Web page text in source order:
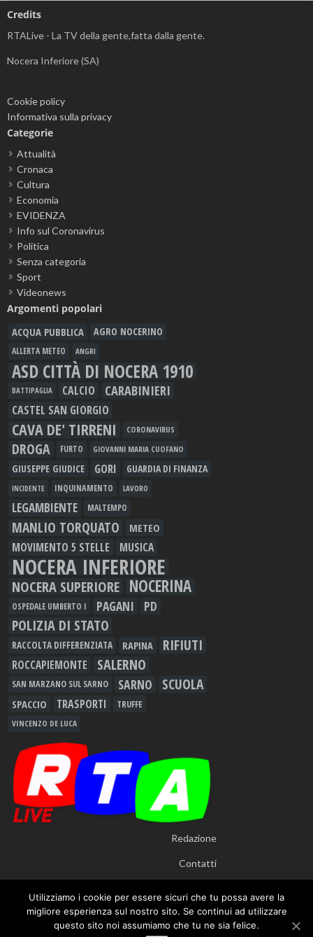
Credits
RTALive - La TV della gente,fatta dalla gente.
Nocera Inferiore (SA)
Cookie policy
Informativa sulla privacy
Categorie
Attualità
Cronaca
Cultura
Economia
EVIDENZA
Info sul Coronavirus
Politica
Senza categoria
Sport
Videonews
Argomenti popolari
ACQUA PUBBLICA AGRO NOCERINO
ALLERTA METEO ANGRI
ASD CITTÀ DI NOCERA 1910
BATTIPAGLIA CALCIO CARABINIERI
CASTEL SAN GIORGIO
CAVA DE' TIRRENI CORONAVIRUS
DROGA FURTO GIOVANNI MARIA CUOFANO
GIUSEPPE GIUDICE GORI GUARDIA DI FINANZA
INCIDENTE INQUINAMENTO LAVORO
LEGAMBIENTE MALTEMPO
MANLIO TORQUATO METEO
MOVIMENTO 5 STELLE MUSICA
NOCERA INFERIORE
NOCERA SUPERIORE NOCERINA
OSPEDALE UMBERTO I PAGANI PD
POLIZIA DI STATO
RACCOLTA DIFFERENZIATA RAPINA RIFIUTI
ROCCAPIEMONTE SALERNO
SAN MARZANO SUL SARNO SARNO SCUOLA
SPACCIO TRASPORTI TRUFFE
VINCENZO DE LUCA
Redazione
Contatti
Utilizziamo i cookie per essere sicuri che tu possa avere la
migliore esperienza sul nostro sito. Se continui ad utilizzare
questo sito noi assumiamo che tu ne sia felice.